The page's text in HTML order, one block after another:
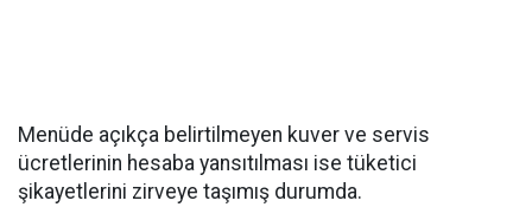
Menüde açıkça belirtilmeyen kuver ve servis
ücretlerinin hesaba yansıtılması ise tüketici
şikayetlerini zirveye taşımış durumda.